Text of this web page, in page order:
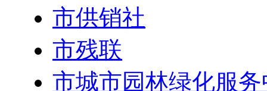
市供销社
市残联
市城市园林绿化服